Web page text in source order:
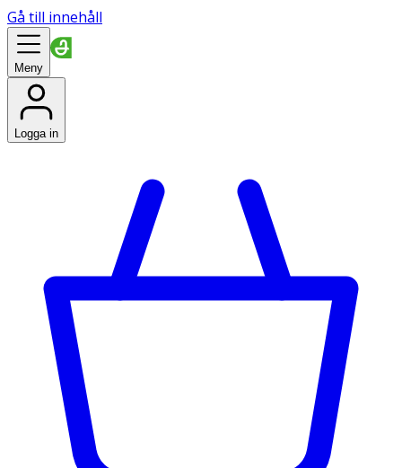
Gå till innehåll
Meny
Logga in